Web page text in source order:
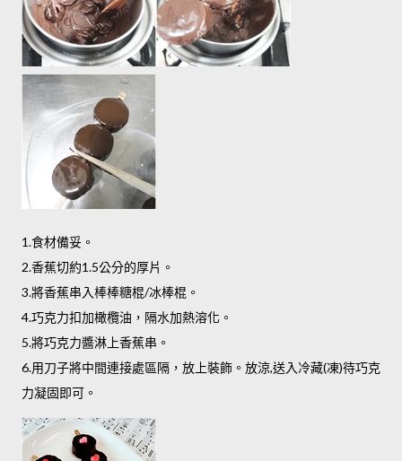
1.食材備妥。
2.香蕉切約1.5公分的厚片。
3.將香蕉串入棒棒糖棍/冰棒棍。
4.巧克力扣加橄欖油，隔水加熱溶化。
5.將巧克力醬淋上香蕉串。
6.用刀子將中間連接處區隔，放上裝飾。放涼,送入冷藏(凍)待巧克
力凝固即可。